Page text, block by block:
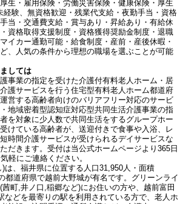
生・雇用保険・労働災害保険・健康保険・厚生
経験、無資格歓迎・残業代支給・夜勤手当・資格
当・交通費支給・賞与あり・昇給あり・有給休
資格取得支援制度・資格獲得奨励金制度・退職
イカー通勤可能・給食制度・産前・産後休暇・
、人気の条件から理想の職場を選ぶことが可能
しては
事業の指定を受けた介護付有料老人ホーム・居
護サービスを行う住宅型有料老人ホーム都道府
営する高齢者向けのバリアフリー対応のサービ
地域密着型認知症対応型共同生活介護事業の指
を対象に少人数で共同生活をするグループホー
けている高齢者が、送迎付きで食事や入浴、レ
時間介護サービスが受けられるデイサービスな
だきます。受付は当公式ホームページより365日
軽にご連絡ください。
)は、福井県に位置する人口31,950人・面積
都道府県で越前大野城が有名です。グリーンライ
(茜町,井ノ口,稲郷など)にお住いの方や、越前富田
などを最寄りの駅を利用されている方で、老人ホ